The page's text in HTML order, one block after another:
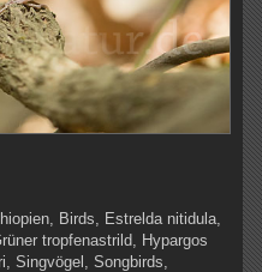
Birds, Estrelda nitidula,
tropfenastrild, Hypargos
Singvögel, Songbirds,